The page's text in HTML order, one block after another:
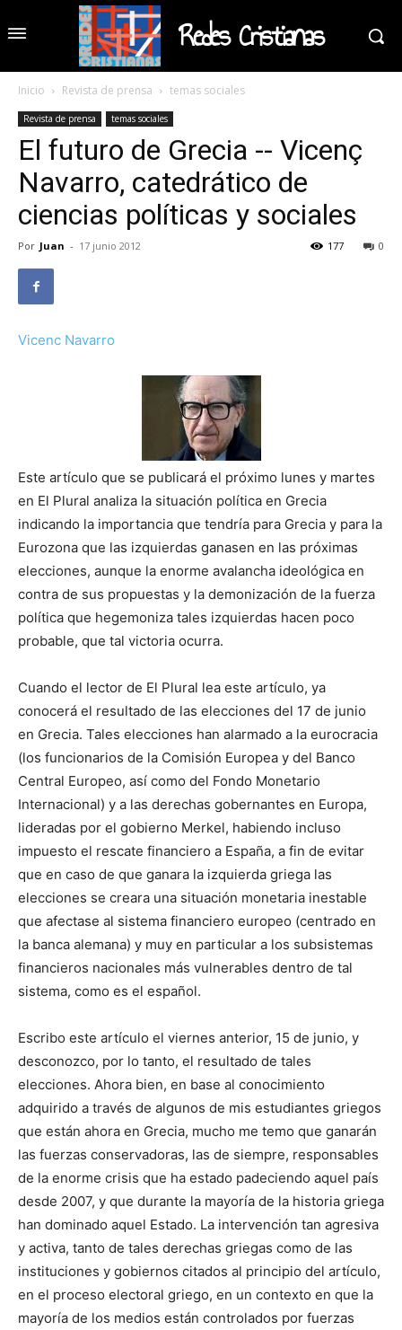
Redes Cristianas
Inicio Revista de prensa temas sociales
Revista de prensa temas sociales
El futuro de Grecia -- Vicenç
Navarro, catedrático de
ciencias políticas y sociales
Por Juan - 17 junio 2012 0
177
Vicenc Navarro
Este artículo que se publicará el próximo lunes y martes
en El Plural analiza la situación política en Grecia
indicando la importancia que tendría para Grecia y para la
Eurozona que las izquierdas ganasen en las próximas
elecciones, aunque la enorme avalancha ideológica en
contra de sus propuestas y la demonización de la fuerza
política que hegemoniza tales izquierdas hacen poco
probable, que tal victoria ocurra.
Cuando el lector de El Plural lea este artículo, ya
conocerá el resultado de las elecciones del 17 de junio
en Grecia. Tales elecciones han alarmado a la eurocracia
(los funcionarios de la Comisión Europea y del Banco
Central Europeo, así como del Fondo Monetario
Internacional) y a las derechas gobernantes en Europa,
lideradas por el gobierno Merkel, habiendo incluso
impuesto el rescate financiero a España, a fin de evitar
que en caso de que ganara la izquierda griega las
elecciones se creara una situación monetaria inestable
que afectase al sistema financiero europeo (centrado en
la banca alemana) y muy en particular a los subsistemas
financieros nacionales más vulnerables dentro de tal
sistema, como es el español.
Escribo este artículo el viernes anterior, 15 de junio, y
desconozco, por lo tanto, el resultado de tales
elecciones. Ahora bien, en base al conocimiento
adquirido a través de algunos de mis estudiantes griegos
que están ahora en Grecia, mucho me temo que ganarán
las fuerzas conservadoras, las de siempre, responsables
de la enorme crisis que ha estado padeciendo aquel país
desde 2007, y que durante la mayoría de la historia griega
han dominado aquel Estado. La intervención tan agresiva
y activa, tanto de tales derechas griegas como de las
instituciones y gobiernos citados al principio del artículo,
en el proceso electoral griego, en un contexto en que la
mayoría de los medios están controlados por fuerzas